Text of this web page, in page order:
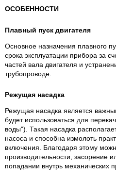
ОСОБЕННОСТИ
Плавный пуск двигателя
Основное назначения плавного
срока эксплуатации прибора за
частей вала двигателя и
трубопроводе.
Режущая насадка
Режущая насадка является
будет использоваться для
воды"). Такая насадка
насоса и способна измолоть
включения. Благодаря этому
производительности, засорение
попадании внутрь механических